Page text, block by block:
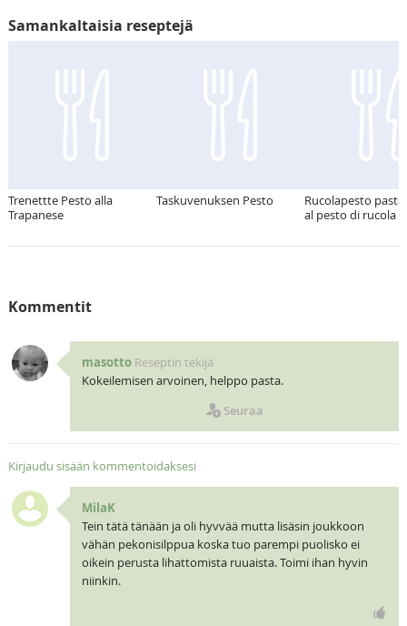
Samankaltaisia reseptejä
Trenettte Pesto alla
Trapanese
Taskuvenuksen Pesto
Rucolapesto pasta
al pesto di rucola
Kommentit
masotto Reseptin tekijä
Kokeilemisen arvoinen, helppo pasta.
Seuraa
Kirjaudu sisään kommentoidaksesi
MilaK
Tein tätä tänään ja oli hyvvää mutta lisäsin joukkoon
vähän pekonisilppua koska tuo parempi puolisko ei
oikein perusta lihattomista ruuaista. Toimi ihan hyvin
niinkin.